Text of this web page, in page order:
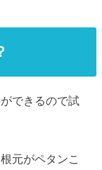
できるので試
元がペタンこ